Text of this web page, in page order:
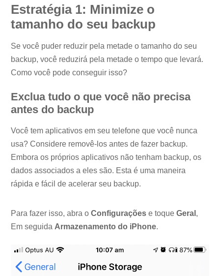
Estratégia 1: Minimize o
tamanho do seu backup
Se você puder reduzir pela metade o tamanho do seu
backup, você reduzirá pela metade o tempo que levará.
Como você pode conseguir isso?
Exclua tudo o que você não precisa
antes do backup
Você tem aplicativos em seu telefone que você nunca
usa? Considere removê-los antes de fazer backup.
Embora os próprios aplicativos não tenham backup, os
dados associados a eles são. Esta é uma maneira
rápida e fácil de acelerar seu backup.
Para fazer isso, abra oConfigurações e toqueGeral ,
Em seguida Armazenamento do iPhone.